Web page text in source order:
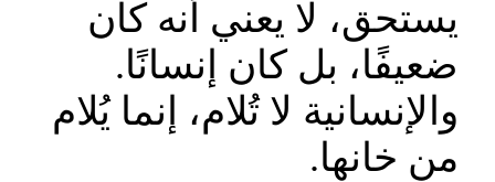
يستحق، لا يعني أنه كان
ضعيفًا، بل كان إنسانًا.
والإنسانية لا تُلام، إنما يُلام
من خانها.